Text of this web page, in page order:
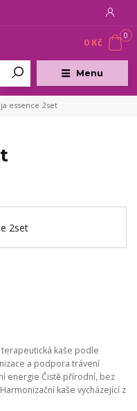
Menu
0
0 Kč
essence 2set
terapeutická kaše podle
a podpora trávení
energie Čistě přírodní, bez
kaše vycházející z